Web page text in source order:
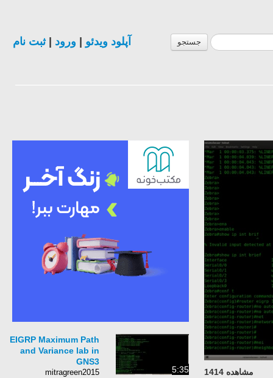
جستجو آپلود ویدئو ورود |ثبت نام
مشاهده 1414 5:35
EIGRP Maximum Path
and Variance lab in
GNS3
mitragreen2015